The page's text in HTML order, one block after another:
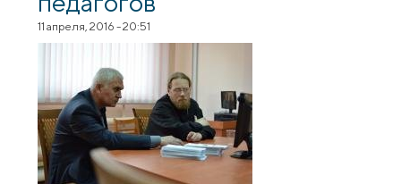
11 апреля, 2016 - 20:51